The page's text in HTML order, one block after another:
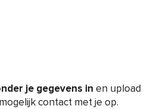
je gegevens in en upload
contact met je op.